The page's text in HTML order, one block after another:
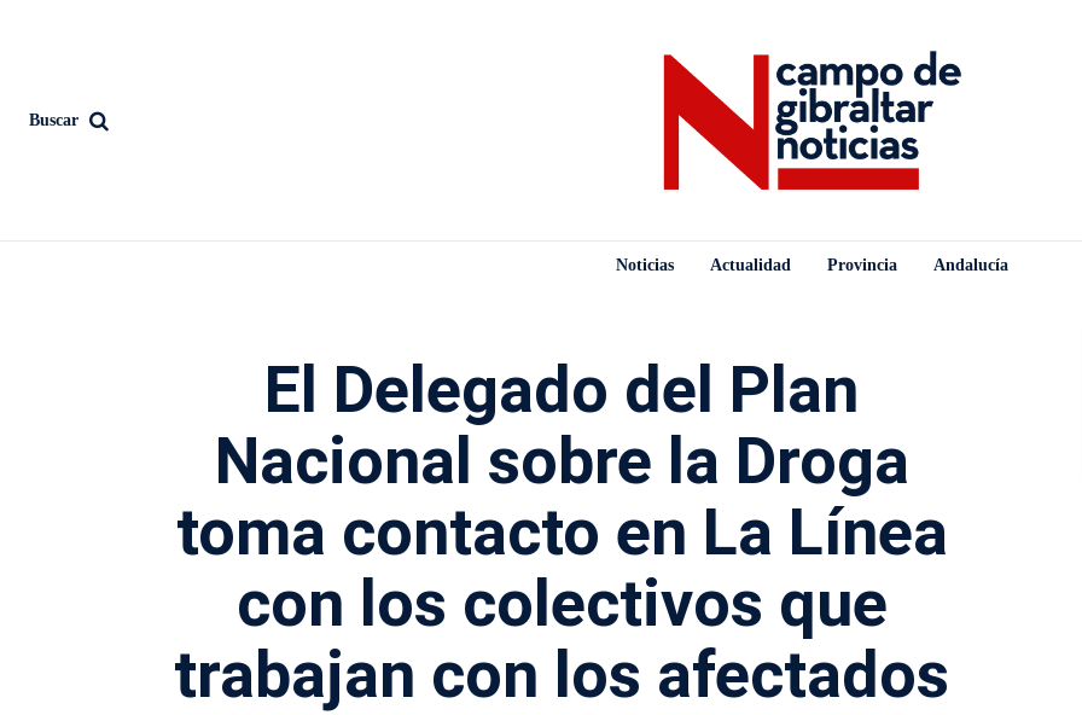
Buscar
Noticias Actualidad Provincia Andalucía
El Delegado del Plan
Nacional sobre la Droga
toma contacto en La Línea
con los colectivos que
trabajan con los afectados